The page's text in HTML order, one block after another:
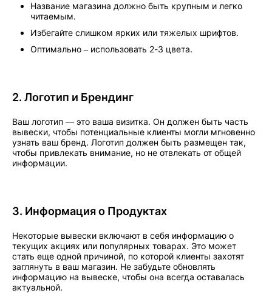
Название магазина должно быть крупным и легко
читаемым.
Избегайте слишком ярких или тяжелых шрифтов.
Оптимально – использовать 2-3 цвета.
2. Логотип и Брендинг
Ваш логотип — это ваша визитка. Он должен быть часть
вывески, чтобы потенциальные клиенты могли мгновенно
узнать ваш бренд. Логотип должен быть размещен так,
чтобы привлекать внимание, но не отвлекать от общей
информации.
3. Информация о Продуктах
Некоторые вывески включают в себя информацию о
текущих акциях или популярных товарах. Это может
стать еще одной причиной, по которой клиенты захотят
заглянуть в ваш магазин. Не забудьте обновлять
информацию на вывеске, чтобы она всегда оставалась
актуальной.